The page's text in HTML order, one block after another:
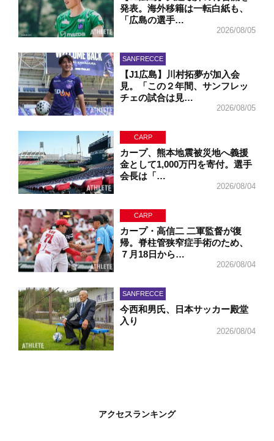
発表。海外移籍は一転白紙も、
「広島の選手…
2026/08/05
SANFRECCE
【J1広島】川村拓夢が加入会
見。「この２年間、サンフレッ
チェの試合は見…
2026/08/05
CARP
カープ、熊本地震被災地へ義援
金として1,000万円を寄付。選手
会長は「…
2026/08/04
CARP
カープ・高信二 二軍監督が復
帰。脊柱管狭窄症手術のため、
７月18日から…
2026/08/04
SANFRECCE
今西和男氏、日本サッカー殿堂
入り
2026/08/04
アクセスランキング